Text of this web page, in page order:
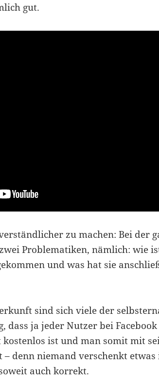
gut.
zu machen: Bei der
Problematiken, nämlich: wie
und was hat sie
sind sich viele der
dass ja jeder Nutzer bei
kostenlos ist und man somit mit
– denn niemand verschenkt
auch korrekt.